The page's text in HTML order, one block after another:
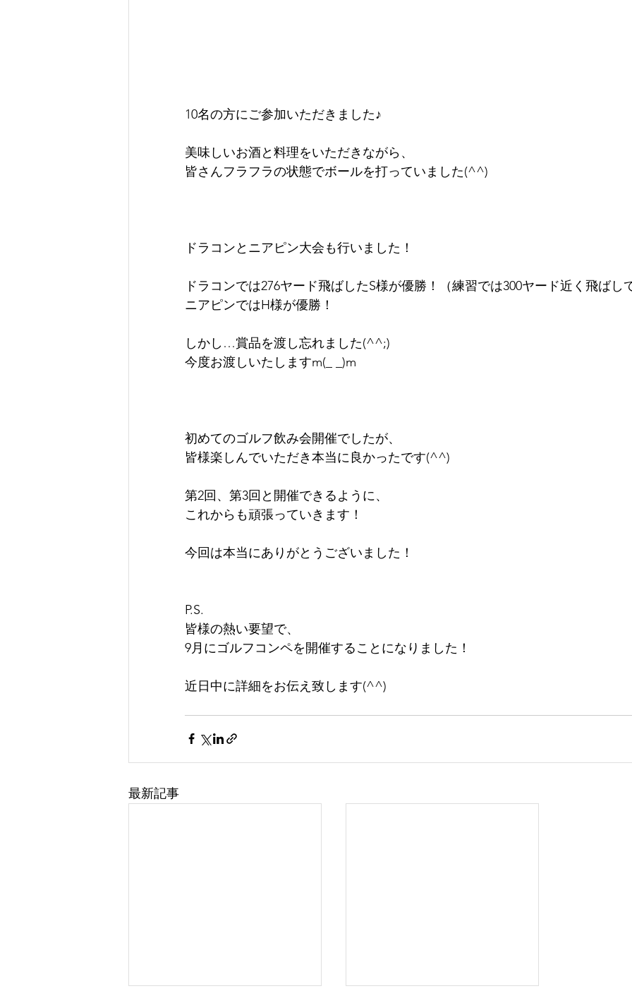
10名の方にご参加いただきました♪
美味しいお酒と料理をいただきながら、
皆さんフラフラの状態でボールを打っていました(^^)
ドラコンとニアピン大会も行いました！
ドラコンでは276ヤード飛ばしたS様が優勝！（練習では300ヤード近く飛ばし
ニアピンではH様が優勝！
しかし…賞品を渡し忘れました(^^;)
今度お渡しいたしますm(_ _)m
初めてのゴルフ飲み会開催でしたが、
皆様楽しんでいただき本当に良かったです(^^)
第2回、第3回と開催できるように、
これからも頑張っていきます！
今回は本当にありがとうございました！
P.S.
皆様の熱い要望で、
9月にゴルフコンペを開催することになりました！
近日中に詳細をお伝え致します(^^)
最新記事